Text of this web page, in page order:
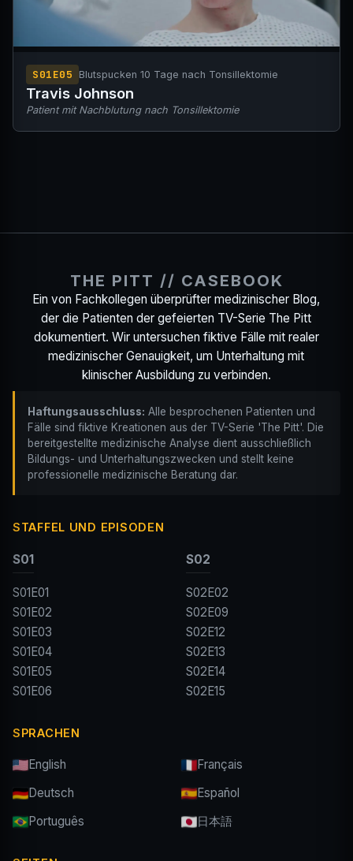
S01E05 Blutspucken 10 Tage nach Tonsillektomie
Travis Johnson
Patient mit Nachblutung nach Tonsillektomie
THE PITT // CASEBOOK
Ein von Fachkollegen überprüfter medizinischer Blog,
der die Patienten der gefeierten TV-Serie The Pitt
dokumentiert. Wir untersuchen fiktive Fälle mit realer
medizinischer Genauigkeit, um Unterhaltung mit
klinischer Ausbildung zu verbinden.
Haftungsausschluss: Alle besprochenen Patienten und
Fälle sind fiktive Kreationen aus der TV-Serie 'The Pitt'. Die
bereitgestellte medizinische Analyse dient ausschließlich
Bildungs- und Unterhaltungszwecken und stellt keine
professionelle medizinische Beratung dar.
STAFFEL UND EPISODEN
S01
S01E01
S01E02
S01E03
S01E04
S01E05
S01E06
S02
S02E02
S02E09
S02E12
S02E13
S02E14
S02E15
SPRACHEN
English
Français
Deutsch
Español
Português
日本語